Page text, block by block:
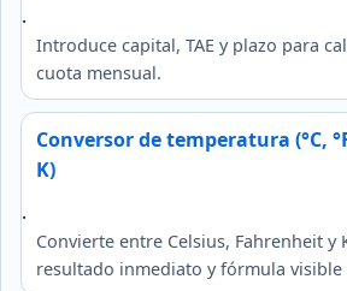
.
Introduce capital, TAE y plazo para
cuota mensual.
Conversor de temperatura (°C,
K)
.
Convierte entre Celsius, Fahrenheit y
resultado inmediato y fórmula visible